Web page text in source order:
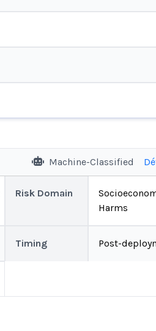
Machine-Classified
Risk Domain
Harms
Timing Post-